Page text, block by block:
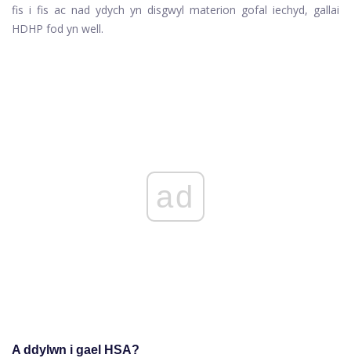
fis i fis ac nad ydych yn disgwyl materion gofal iechyd, gallai
HDHP fod yn well.
ad
A ddylwn i gael HSA?